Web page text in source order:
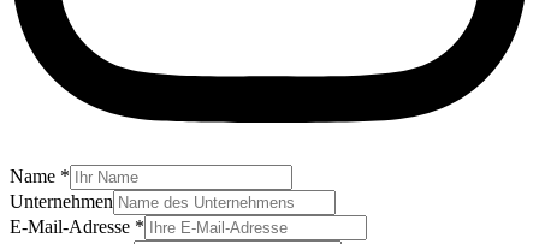
Name *
Unternehmen
E-Mail-Adresse *